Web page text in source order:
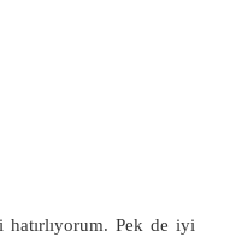
Pek de iyi